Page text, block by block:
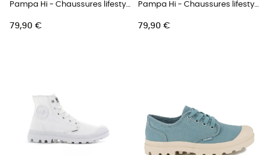
Pampa Hi - Chaussures lifestyle homme
79,90 €
Pampa Hi - Chaussures lifestyle femme
79,90 €